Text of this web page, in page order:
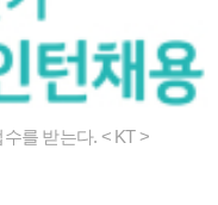
를 받는다. < KT >